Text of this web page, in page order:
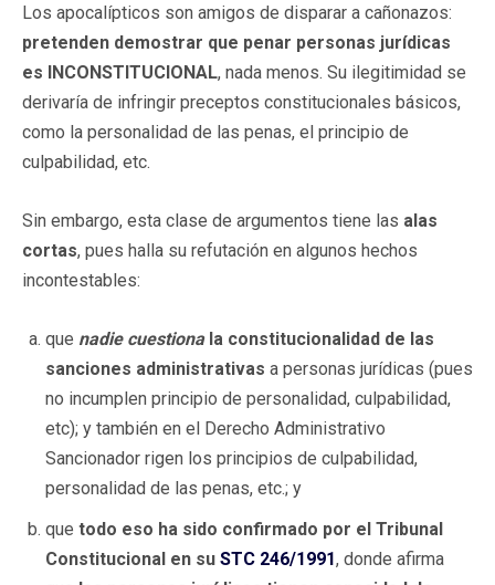
Los apocalípticos son amigos de disparar a cañonazos:
pretenden demostrar que penar personas jurídicas
es INCONSTITUCIONAL, nada menos. Su ilegitimidad se
derivaría de infringir preceptos constitucionales básicos,
como la personalidad de las penas, el principio de
culpabilidad, etc.
Sin embargo, esta clase de argumentos tiene las alas
cortas, pues halla su refutación en algunos hechos
incontestables:
que nadie cuestiona la constitucionalidad de las
sanciones administrativas a personas jurídicas (pues
no incumplen principio de personalidad, culpabilidad,
etc); y también en el Derecho Administrativo
Sancionador rigen los principios de culpabilidad,
personalidad de las penas, etc.; y
que todo eso ha sido confirmado por el Tribunal
Constitucional en su STC 246/1991, donde afirma